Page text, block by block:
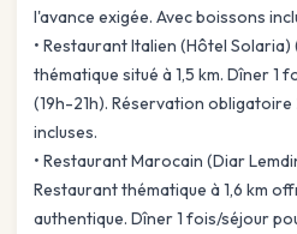
l'avance exigée. Avec boissons
• Restaurant Italien (Hôtel
thématique situé à 1,5 km. Dîner 1
(19h-21h). Réservation
incluses.
• Restaurant Marocain (Diar
Restaurant thématique à 1,6 km
authentique. Dîner 1 fois/séjour